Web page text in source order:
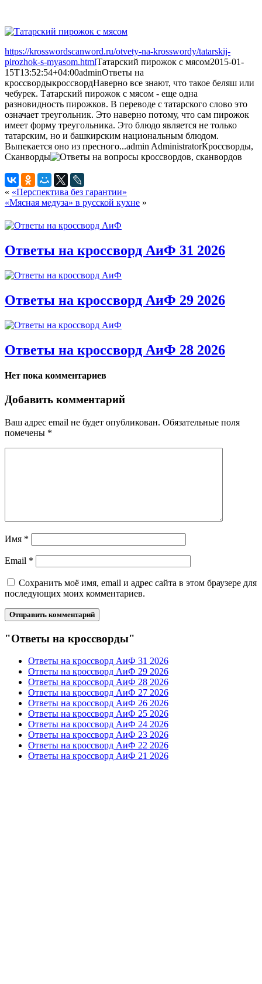
https://krosswordscanword.ru/otvety-na-krosswordy/tatarskij-
pirozhok-s-myasom.htmlТатарский пирожок с мясом2015-01-
15T13:52:54+04:00adminОтветы на
кроссвордыкроссвордНаверно все знают, что такое беляш или
чебурек. Татарский пирожок с мясом - еще одна
разновидность пирожков. В переводе с татарского слово это
означает треугольник. Это наверно потому, что сам пирожок
имеет форму треугольника. Это блюдо является не только
татарским, но и башкирским национальным блюдом.
Выпекается оно из пресного...admin AdministratorКроссворды,
Сканворды
« «Перспектива без гарантии»
«Мясная медуза» в русской кухне »
Ответы на кроссворд АиФ 31 2026
Ответы на кроссворд АиФ 29 2026
Ответы на кроссворд АиФ 28 2026
Нет пока комментариев
Добавить комментарий
Ваш адрес email не будет опубликован. Обязательные поля
помечены *
Имя *
Email *
Сохранить моё имя, email и адрес сайта в этом браузере для
последующих моих комментариев.
"Ответы на кроссворды"
Ответы на кроссворд АиФ 31 2026
Ответы на кроссворд АиФ 29 2026
Ответы на кроссворд АиФ 28 2026
Ответы на кроссворд АиФ 27 2026
Ответы на кроссворд АиФ 26 2026
Ответы на кроссворд АиФ 25 2026
Ответы на кроссворд АиФ 24 2026
Ответы на кроссворд АиФ 23 2026
Ответы на кроссворд АиФ 22 2026
Ответы на кроссворд АиФ 21 2026